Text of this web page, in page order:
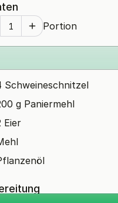
Portion
Schweineschnitzel
g Paniermehl
Eier